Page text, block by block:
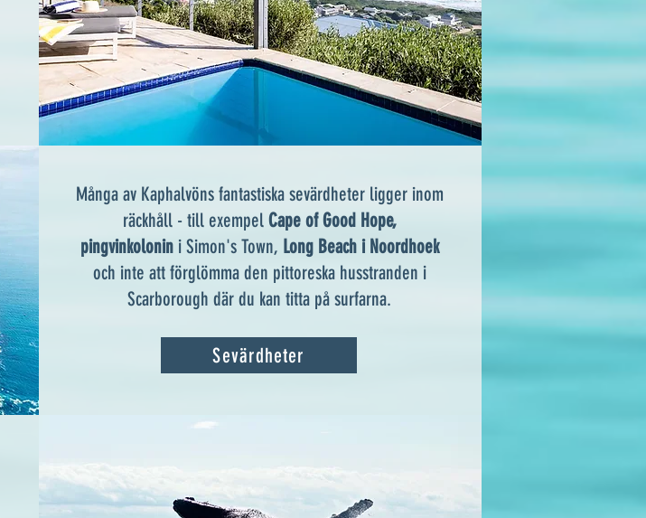
Många av Kaphalvöns fantastiska sevärdheter ligger inom
räckhåll - till exempel Cape of Good Hope,
pingvinkolonini Simon's Town, Long Beach i Noordhoek
och inte att förglömma den pittoreska husstranden i
Scarborough där du kan titta på surfarna.
Sevärdheter